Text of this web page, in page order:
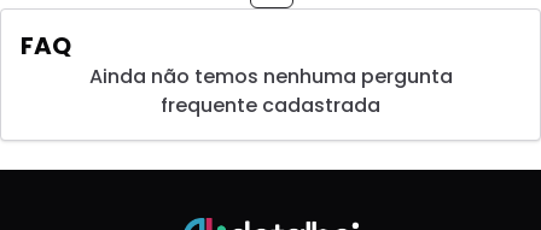
FAQ
Ainda não temos nenhuma pergunta
frequente cadastrada